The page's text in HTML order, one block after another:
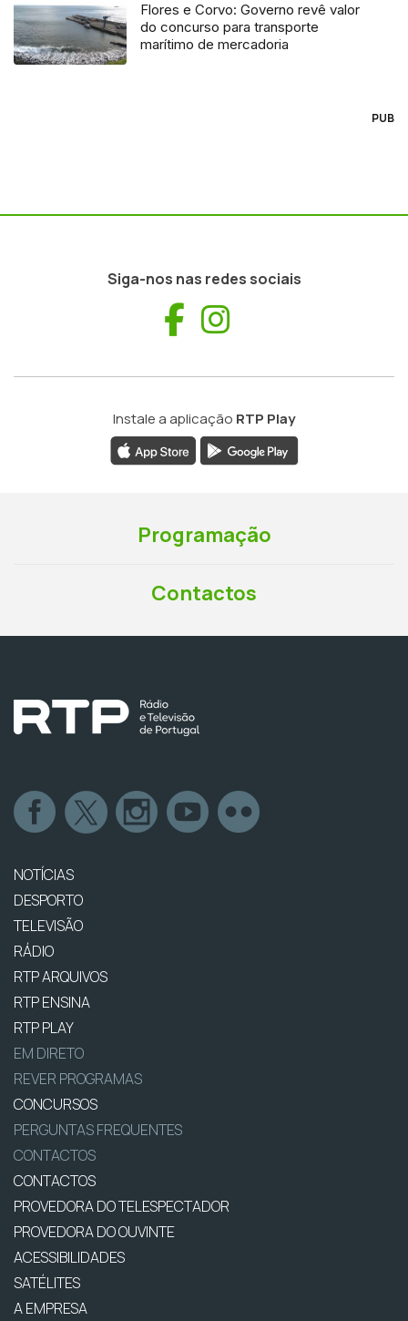
Flores e Corvo: Governo revê valor
do concurso para transporte
marítimo de mercadoria
PUB
Siga-nos nas redes sociais
Facebook
Instale a aplicação RTP Play
Programação
Contactos
NOTÍCIAS
DESPORTO
TELEVISÃO
RÁDIO
RTP ARQUIVOS
RTP ENSINA
RTP PLAY
EM DIRETO
REVER PROGRAMAS
CONCURSOS
PERGUNTAS FREQUENTES
CONTACTOS
CONTACTOS
PROVEDORA DO TELESPECTADOR
PROVEDORA DO OUVINTE
ACESSIBILIDADES
SATÉLITES
A EMPRESA